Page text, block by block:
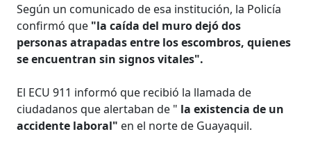
Según un comunicado de esa institución, la Policía
confirmó que "la caída del muro dejó dos
personas atrapadas entre los escombros, quienes
se encuentran sin signos vitales".
El ECU 911 informó que recibió la llamada de
ciudadanos que alertaban de " la existencia de un
accidente laboral" en el norte de Guayaquil.